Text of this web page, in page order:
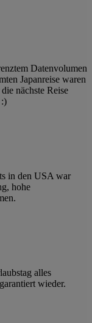
Datenvolumen
Japanreise waren
nächste Reise
in den USA war
hohe
alles
wieder.